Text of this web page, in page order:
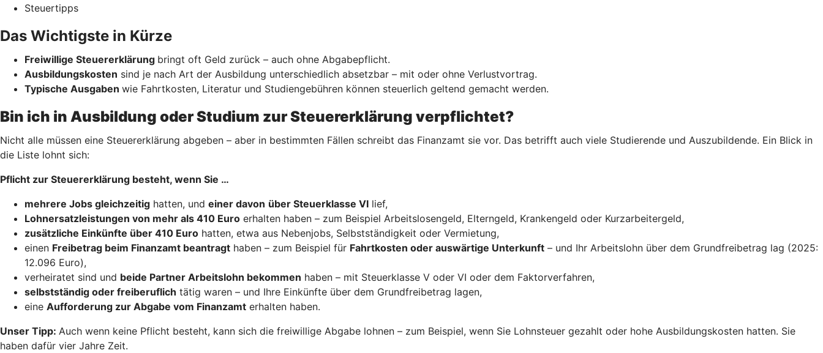
Steuertipps
Das Wichtigste in Kürze
Freiwillige Steuererklärung bringt oft Geld zurück – auch ohne Abgabepflicht.
Ausbildungskosten sind je nach Art der Ausbildung unterschiedlich absetzbar – mit oder ohne Verlustvortrag.
Typische Ausgaben wie Fahrtkosten, Literatur und Studiengebühren können steuerlich geltend gemacht werden.
Bin ich in Ausbildung oder Studium zur Steuererklärung verpflichtet?
Nicht alle müssen eine Steuererklärung abgeben – aber in bestimmten Fällen schreibt das Finanzamt sie vor. Das betrifft auch viele Studierende und Auszubildende. Ein Blick in
die Liste lohnt sich:
Pflicht zur Steuererklärung besteht, wenn Sie …
mehrere Jobs gleichzeitig hatten, und einer davon über Steuerklasse VI lief,
Lohnersatzleistungen von mehr als 410 Euro erhalten haben – zum Beispiel Arbeitslosengeld, Elterngeld, Krankengeld oder Kurzarbeitergeld,
zusätzliche Einkünfte über 410 Euro hatten, etwa aus Nebenjobs, Selbstständigkeit oder Vermietung,
einen Freibetrag beim Finanzamt beantragt haben – zum Beispiel für Fahrtkosten oder auswärtige Unterkunft – und Ihr Arbeitslohn über dem Grundfreibetrag lag (2025:
12.096 Euro),
verheiratet sind und beide Partner Arbeitslohn bekommen haben – mit Steuerklasse V oder VI oder dem Faktorverfahren,
selbstständig oder freiberuflich tätig waren – und Ihre Einkünfte über dem Grundfreibetrag lagen,
eine Aufforderung zur Abgabe vom Finanzamt erhalten haben.
Unser Tipp: Auch wenn keine Pflicht besteht, kann sich die freiwillige Abgabe lohnen – zum Beispiel, wenn Sie Lohnsteuer gezahlt oder hohe Ausbildungskosten hatten. Sie
haben dafür vier Jahre Zeit.